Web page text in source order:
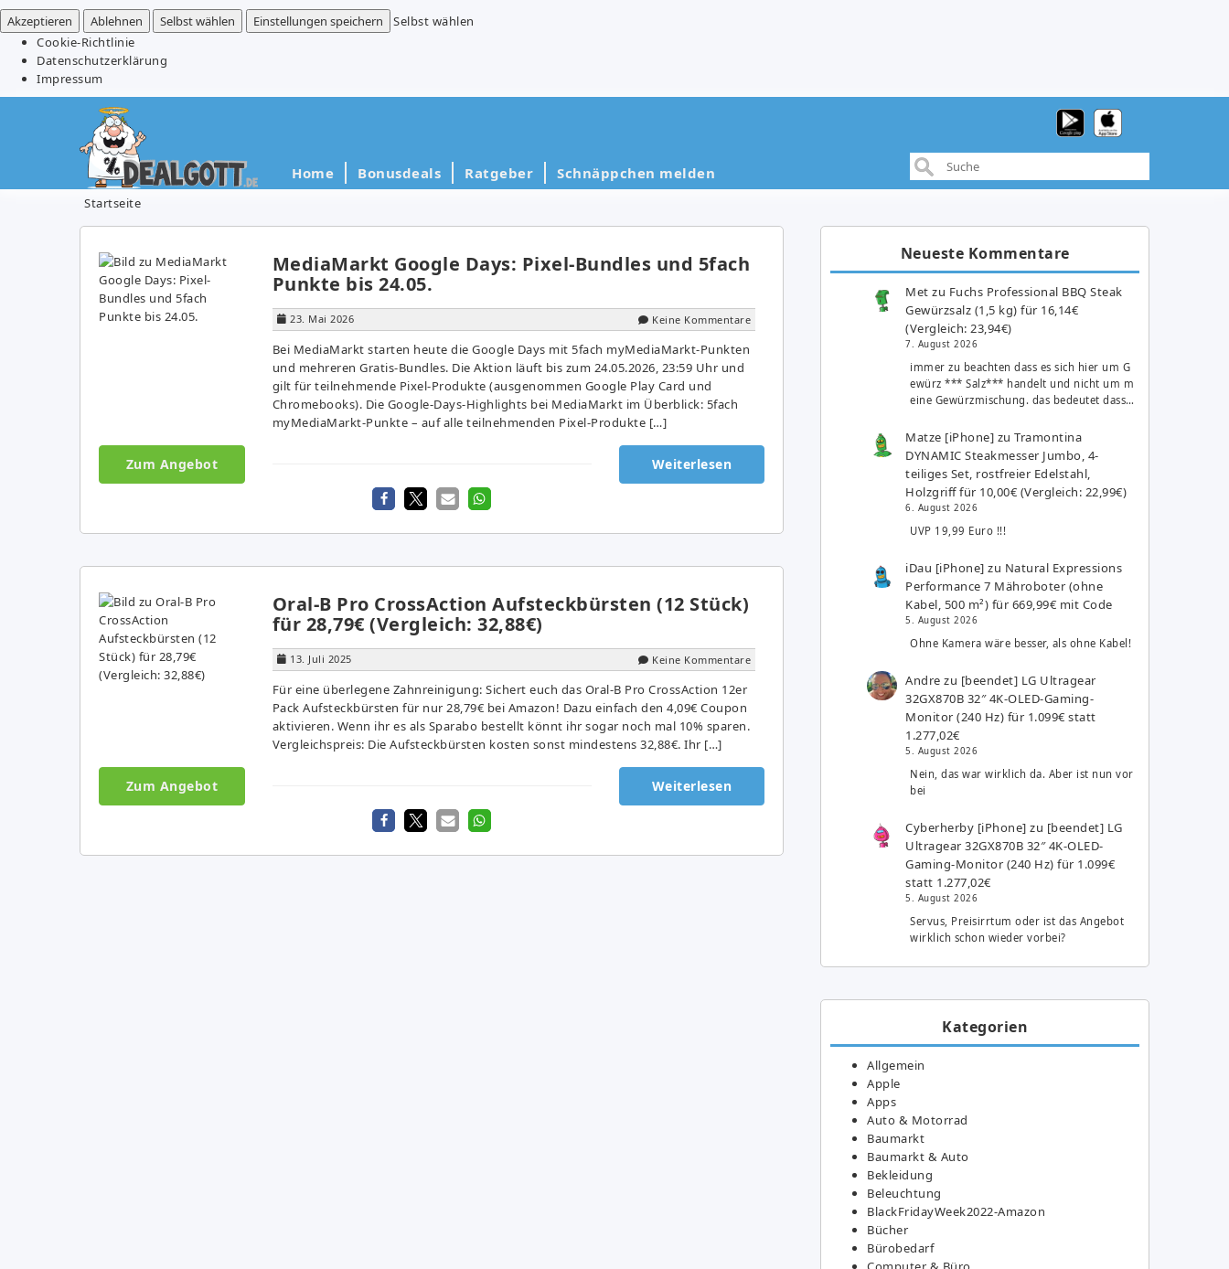
Akzeptieren
Ablehnen Selbst wählen Einstellungen speichern
Selbst wählen
Cookie-Richtlinie
Datenschutzerklärung
Impressum
Home Bonusdeals Ratgeber Schnäppchen melden
Startseite
MediaMarkt Google Days: Pixel-Bundles und 5fach
Punkte bis 24.05.
23. Mai 2026 Keine Kommentare
Bei MediaMarkt starten heute die Google Days mit 5fach myMediaMarkt-Punkten
und mehreren Gratis-Bundles. Die Aktion läuft bis zum 24.05.2026, 23:59 Uhr und
gilt für teilnehmende Pixel-Produkte (ausgenommen Google Play Card und
Chromebooks). Die Google-Days-Highlights bei MediaMarkt im Überblick: 5fach
myMediaMarkt-Punkte – auf alle teilnehmenden Pixel-Produkte […]
Zum Angebot Weiterlesen
Oral-B Pro CrossAction Aufsteckbürsten (12 Stück)
für 28,79€ (Vergleich: 32,88€)
13. Juli 2025 Keine Kommentare
Für eine überlegene Zahnreinigung: Sichert euch das Oral-B Pro CrossAction 12er
Pack Aufsteckbürsten für nur 28,79€ bei Amazon! Dazu einfach den 4,09€ Coupon
aktivieren. Wenn ihr es als Sparabo bestellt könnt ihr sogar noch mal 10% sparen.
Vergleichspreis: Die Aufsteckbürsten kosten sonst mindestens 32,88€. Ihr […]
Zum Angebot Weiterlesen
Neueste Kommentare
Met zu Fuchs Professional BBQ Steak
Gewürzsalz (1,5 kg) für 16,14€
(Vergleich: 23,94€)
7. August 2026
immer zu beachten dass es sich hier um G
ewürz *** Salz*** handelt und nicht um m
eine Gewürzmischung. das bedeutet dass…
Matze [iPhone] zuTramontina
DYNAMIC Steakmesser Jumbo, 4-
teiliges Set, rostfreier Edelstahl,
Holzgriff für 10,00€ (Vergleich: 22,99€)
6. August 2026
UVP 19,99 Euro !!!
iDau [iPhone] zu Natural Expressions
Performance 7 Mähroboter (ohne
Kabel, 500 m²) für 669,99€ mit Code
5. August 2026
Ohne Kamera wäre besser, als ohne Kabel!
Andre zu [beendet] LG Ultragear
32GX870B 32″ 4K-OLED-Gaming-
Monitor (240 Hz) für 1.099€ statt
1.277,02€
5. August 2026
Nein, das war wirklich da. Aber ist nun vor
bei
Cyberherby [iPhone] zu [beendet] LG
Ultragear 32GX870B 32″ 4K-OLED-
Gaming-Monitor (240 Hz) für 1.099€
statt 1.277,02€
5. August 2026
Servus, Preisirrtum oder ist das Angebot
wirklich schon wieder vorbei?
Kategorien
Allgemein
Apple
Apps
Auto & Motorrad
Baumarkt
Baumarkt & Auto
Bekleidung
Beleuchtung
BlackFridayWeek2022-Amazon
Bücher
Bürobedarf